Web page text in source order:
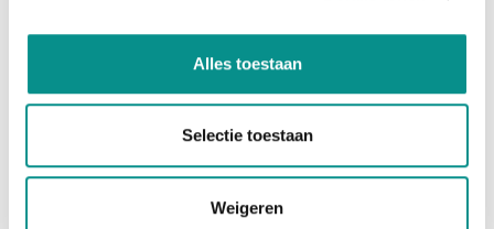
Alles toestaan
Selectie toestaan
Weigeren
houden. Het frontpaneel bevat een stroomknop en
onderweg of op locatie een complete postproductie-
of live-productieset nodig hebben, zonder in te
leveren op prestaties. De behuizing biedt efficiënte
koeling, eenvoudige toegang tot interne componenten
en bescherming tijdens transport.